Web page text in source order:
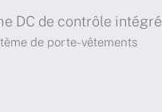
DC de contrôle intégré
de porte-vêtements